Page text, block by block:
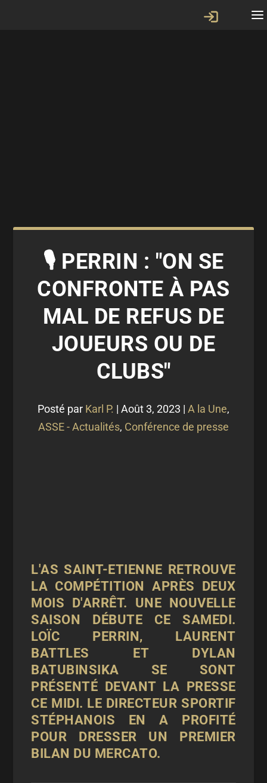
🎙 PERRIN : "ON SE
CONFRONTE À PAS
MAL DE REFUS DE
JOUEURS OU DE
CLUBS"
Posté par Karl P. | Août 3, 2023 | A la Une,
ASSE - Actualités, Conférence de presse
L'AS SAINT-ETIENNE RETROUVE
LA COMPÉTITION APRÈS DEUX
MOIS D'ARRÊT. UNE NOUVELLE
SAISON DÉBUTE CE SAMEDI.
LOÏC PERRIN, LAURENT
BATTLES ET DYLAN
BATUBINSIKA SE SONT
PRÉSENTÉ DEVANT LA PRESSE
CE MIDI. LE DIRECTEUR SPORTIF
STÉPHANOIS EN A PROFITÉ
POUR DRESSER UN PREMIER
BILAN DU MERCATO.